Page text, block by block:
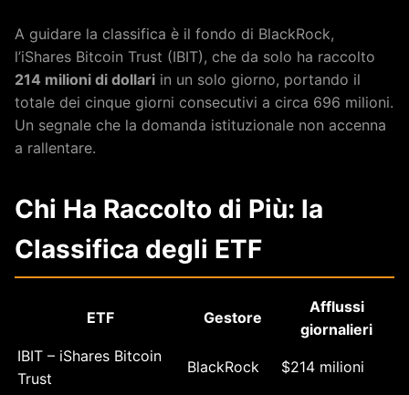
A guidare la classifica è il fondo di BlackRock,
l’iShares Bitcoin Trust (IBIT), che da solo ha raccolto
214 milioni di dollari in un solo giorno, portando il
totale dei cinque giorni consecutivi a circa 696 milioni.
Un segnale che la domanda istituzionale non accenna
a rallentare.
Chi Ha Raccolto di Più: la
Classifica degli ETF
ETF Gestore
Afflussi
giornalieri
IBIT – iShares Bitcoin
Trust
BlackRock $214 milioni